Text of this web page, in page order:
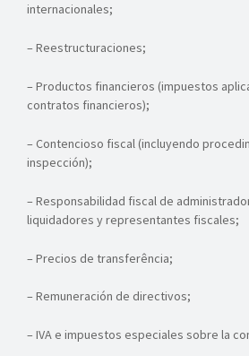
internacionales;
– Reestructuraciones;
– Productos financieros (impuestos
contratos financieros);
– Contencioso fiscal (incluyendo
inspección);
– Responsabilidad fiscal de
liquidadores y representantes fiscales;
– Precios de transferência;
– Remuneración de directivos;
– IVA e impuestos especiales sobre la